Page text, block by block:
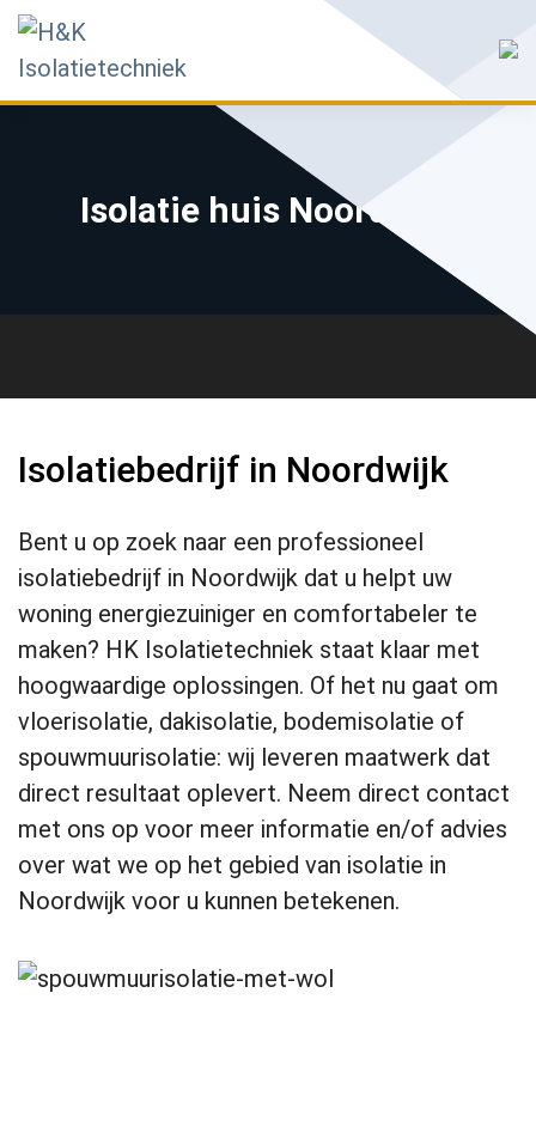
Isolatie huis Noordwijk
Isolatiebedrijf in Noordwijk
Bent u op zoek naar een professioneel
isolatiebedrijf in Noordwijk dat u helpt uw
woning energiezuiniger en comfortabeler te
maken? HK Isolatietechniek staat klaar met
hoogwaardige oplossingen. Of het nu gaat om
vloerisolatie, dakisolatie, bodemisolatie of
spouwmuurisolatie: wij leveren maatwerk dat
direct resultaat oplevert. Neem direct contact
met ons op voor meer informatie en/of advies
over wat we op het gebied van isolatie in
Noordwijk voor u kunnen betekenen.